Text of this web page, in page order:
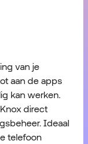
van je
aan de apps
kan werken.
direct
Ideaal
telefoon